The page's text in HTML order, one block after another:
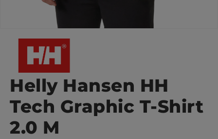
Helly Hansen HH
Tech Graphic T-Shirt
2.0 M